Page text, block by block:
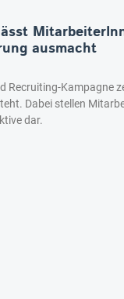
ausmacht
Recruiting-Kampagne
Dabei stellen
dar.